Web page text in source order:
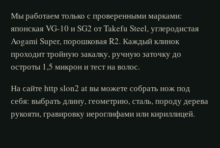
Мы работаем только с проверенными марками:
японская VG-10 и SG2 от Takefu Steel, углеродистая
Aogami Super, порошковая R2. Каждый клинок
проходит тройную закалку, ручную заточку до
остроты 1,5 микрон и тест на волос.
На сайте http slon2 at вы можете собрать нож под
себя: выбрать длину, геометрию, сталь, породу дерева
рукояти, гравировку иероглифами или кириллицей.